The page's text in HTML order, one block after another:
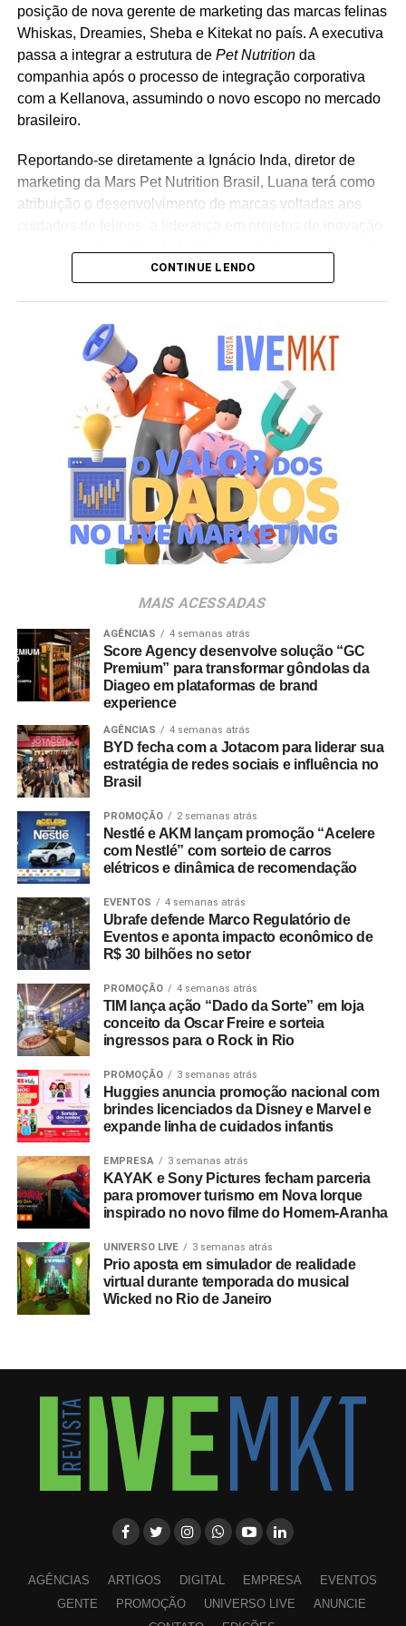
posição de nova gerente de marketing das marcas felinas
Whiskas, Dreamies, Sheba e Kitekat no país. A executiva
passa a integrar a estrutura de Pet Nutritionda
companhia após o processo de integração corporativa
com a Kellanova, assumindo o novo escopo no mercado
brasileiro.
Reportando-se diretamente a Ignácio Inda, diretor de
marketing da Mars Pet Nutrition Brasil, Luana terá como
atribuição o desenvolvimento de marcas voltadas aos
relacionamento das linhas com os tutores de animais no
motiva muito. Quero contribuir para o desenvolvimento
dessas marcas no Brasil e fortalecer ainda mais sua
conexão com os tutores. Saber que nosso trabalho
contribui para o propósito da Mars de criar um mundo
melhor para os pets e para as pessoas que cuidam deles
torna essa nova etapa ainda mais significativa”, ressalta
Luana Nardez.
Para o diretor da área, a movimentação reforça a
competitividade da empresa no setor. “A Luana reúne
uma sólida experiência em marketing, inovação e gestão
ampliando sua relevância junto aos tutores brasileiros”,
destaca Ignácio Inda.
CONTINUE LENDO
MAIS ACESSADAS
AGÊNCIAS 4 semanas atrás
Score Agency desenvolve solução “GC
Premium” para transformar gôndolas da
Diageo em plataformas de brand
experience
AGÊNCIAS 4 semanas atrás
BYD fecha com a Jotacom para liderar sua
estratégia de redes sociais e influência no
Brasil
PROMOÇÃO 2 semanas atrás
Nestlé e AKM lançam promoção “Acelere
com Nestlé” com sorteio de carros
elétricos e dinâmica de recomendação
EVENTOS 4 semanas atrás
Ubrafe defende Marco Regulatório de
Eventos e aponta impacto econômico de
R$ 30 bilhões no setor
PROMOÇÃO 4 semanas atrás
TIM lança ação “Dado da Sorte” em loja
conceito da Oscar Freire e sorteia
ingressos para o Rock in Rio
PROMOÇÃO 3 semanas atrás
Huggies anuncia promoção nacional com
brindes licenciados da Disney e Marvel e
expande linha de cuidados infantis
EMPRESA 3 semanas atrás
KAYAK e Sony Pictures fecham parceria
para promover turismo em Nova Iorque
inspirado no novo filme do Homem-Aranha
UNIVERSO LIVE 3 semanas atrás
Prio aposta em simulador de realidade
virtual durante temporada do musical
Wicked no Rio de Janeiro
AGÊNCIAS ARTIGOS DIGITAL EMPRESA
EVENTOS
GENTE
PROMOÇÃO UNIVERSO LIVE
ANUNCIE